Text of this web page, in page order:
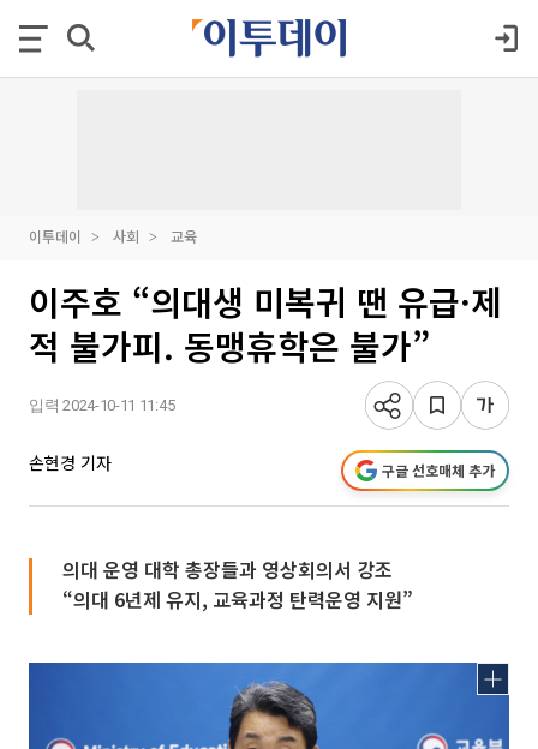
이투데이 사회 교육
이주호 “의대생 미복귀 땐 유급·제
적 불가피. 동맹휴학은 불가”
입력 2024-10-11 11:45
손현경 기자 구글 선호매체 추가
의대 운영 대학 총장들과 영상회의서 강조
“의대 6년제 유지, 교육과정 탄력운영 지원”